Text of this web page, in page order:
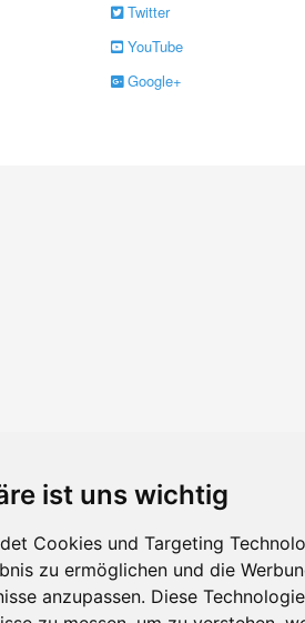
ist uns wichtig
Cookies und Targeting
zu ermöglichen und die
anzupassen. Diese
Twitter
YouTube
Google+